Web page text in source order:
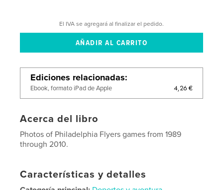
El IVA se agregará al finalizar el pedido.
Ediciones relacionadas
Ebook, formato iPad de Apple 4,26 €
Acerca del libro
Photos of Philadelphia Flyers games from 1989
through 2010.
Características y detalles